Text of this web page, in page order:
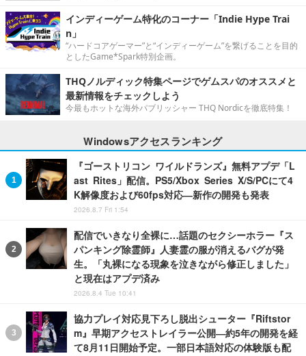
インディーゲーム特化のコーナー「Indie Hype Trai
n」
“ハードコアゲーマー”と“インディーゲーム”を繋げることを目的
としたGame*Spark特別企画。
THQノルディック特集ページでゲムスパのオススメと
最新情報をチェックしよう
今最もホットな海外パブリッシャー THQ Nordicを徹底特集！
Windowsアクセスランキング
『ゴーストリコン ワイルドランズ』無料アプデ「L
ast Rites」配信。PS5/Xbox Series X/S/PCにて4
K解像度および60fps対応―新作の開発も発表
2026.8.7 Fri 1:54
配信でいきなり全裸に…話題のセクシーホラー『ス
パンキング除霊師』人妻霊の服が消えるバグが発
生。「丸裸になる現象を泣きながら修正しました」
と現在はアプデ済み
2026.8.4 Tue 10:41
協力プレイ対応見下ろし脱出シューター『Riftstor
m』早期アクセストレイラー公開―約5年の開発を経
て8月11日開始予定。一部日本語対応の体験版も配